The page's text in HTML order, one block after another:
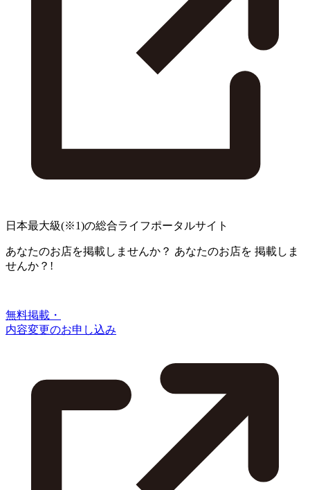
日本最大級(※1)の総合ライフポータルサイト
あなたのお店を掲載しませんか？ あなたのお店を 掲載しま
せんか？!
無料掲載・
内容変更のお申し込み